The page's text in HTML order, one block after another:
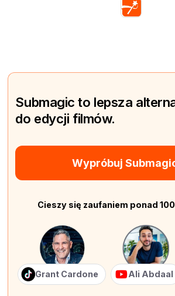
Submagic to lepsza
do edycji filmów.
Wypróbuj
Cieszy się zaufaniem ponad
Grant Cardone Ali Abdaal